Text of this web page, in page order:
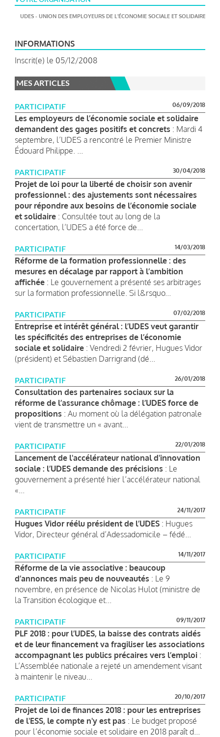
UDES - UNION DES EMPLOYEURS DE L'ÉCONOMIE SOCIALE ET SOLIDAIRE
INFORMATIONS
Inscrit(e) le 05/12/2008
MES ARTICLES
PARTICIPATIF 06/09/2018
Les employeurs de l’économie sociale et solidaire
demandent des gages positifs et concrets : Mardi 4
septembre, l’UDES a rencontré le Premier Ministre
Édouard Philippe. ...
PARTICIPATIF 30/04/2018
Projet de loi pour la liberté de choisir son avenir
professionnel : des ajustements sont nécessaires
pour répondre aux besoins de l’économie sociale
et solidaire : Consultée tout au long de la
concertation, l’UDES a été force de...
PARTICIPATIF 14/03/2018
Réforme de la formation professionnelle : des
mesures en décalage par rapport à l’ambition
affichée : Le gouvernement a présenté ses arbitrages
sur la formation professionnelle. Si l&rsquo...
PARTICIPATIF 07/02/2018
Entreprise et intérêt général : l’UDES veut garantir
les spécificités des entreprises de l’économie
sociale et solidaire : Vendredi 2 février, Hugues Vidor
(président) et Sébastien Darrigrand (dé...
PARTICIPATIF 26/01/2018
Consultation des partenaires sociaux sur la
réforme de l’assurance chômage : l’UDES force de
propositions : Au moment où la délégation patronale
vient de transmettre un « avant...
PARTICIPATIF 22/01/2018
Lancement de l'accélérateur national d'innovation
sociale : l’UDES demande des précisions : Le
gouvernement a présenté hier l’accélérateur national
«...
PARTICIPATIF 24/11/2017
Hugues Vidor réélu président de l’UDES : Hugues
Vidor, Directeur général d’Adessadomicile – fédé...
PARTICIPATIF 14/11/2017
Réforme de la vie associative : beaucoup
d’annonces mais peu de nouveautés : Le 9
novembre, en présence de Nicolas Hulot (ministre de
la Transition écologique et...
PARTICIPATIF 09/11/2017
PLF 2018 : pour l’UDES, la baisse des contrats aidés
et de leur financement va fragiliser les associations
accompagnant les publics précaires vers l’emploi :
L’Assemblée nationale a rejeté un amendement visant
à maintenir le niveau...
PARTICIPATIF 20/10/2017
Projet de loi de finances 2018 : pour les entreprises
de l'ESS, le compte n'y est pas : Le budget proposé
pour l’économie sociale et solidaire en 2018 paraît d...